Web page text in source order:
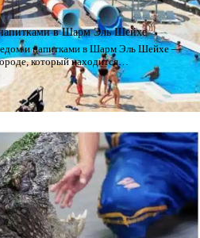
в Шарм Эль Шейхе
и напитками в Шарм Эль Шейхе —
который находится…